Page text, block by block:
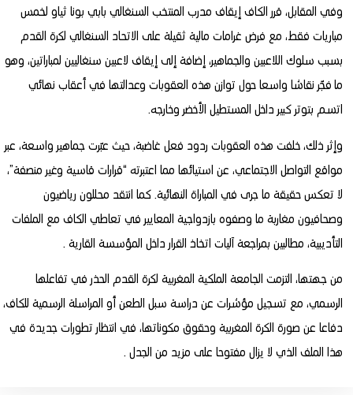
وفي المقابل، قرر الكاف إيقاف مدرب المنتخب السنغالي بابي بونا ثياو لخمس
مباريات فقط، مع فرض غرامات مالية ثقيلة على الاتحاد السنغالي لكرة القدم
بسبب سلوك اللاعبين والجماهير، إضافة إلى إيقاف لاعبين سنغاليين لمباراتين، وهو
ما فجّر نقاشا واسعا حول توازن هذه العقوبات وعدالتها في أعقاب نهائي
اتسم بتوتر كبير داخل المستطيل الأخضر وخارجه.
وإثر ذلك، خلفت هذه العقوبات ردود فعل غاضبة، حيث عبّرت جماهير واسعة، عبر
مواقع التواصل الاجتماعي، عن استيائها مما اعتبرته “قرارات قاسية وغير منصفة”،
لا تعكس حقيقة ما جرى في المباراة النهائية. كما انتقد محللون رياضيون
وصحافيون مغاربة ما وصفوه بازدواجية المعايير في تعاطي الكاف مع الملفات
التأديبية، مطالبين بمراجعة آليات اتخاذ القرار داخل المؤسسة القارية .
من جهتها، التزمت الجامعة الملكية المغربية لكرة القدم الحذر في تفاعلها
الرسمي، مع تسجيل مؤشرات عن دراسة سبل الطعن أو المراسلة الرسمية للكاف،
دفاعا عن صورة الكرة المغربية وحقوق مكوناتها، في انتظار تطورات جديدة في
هذا الملف الذي لا يزال مفتوحا على مزيد من الجدل .